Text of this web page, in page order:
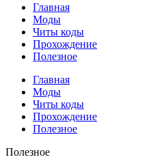
Главная
Моды
Читы коды
Прохождение
Полезное
Главная
Моды
Читы коды
Прохождение
Полезное
Полезное